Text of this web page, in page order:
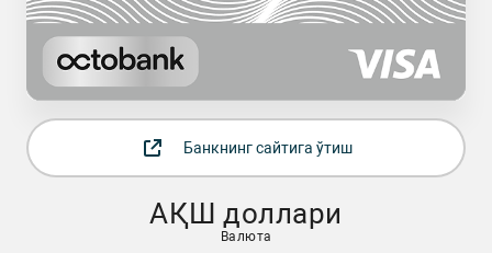
Банкнинг сайтига ўтиш
АҚШ доллари
Валюта